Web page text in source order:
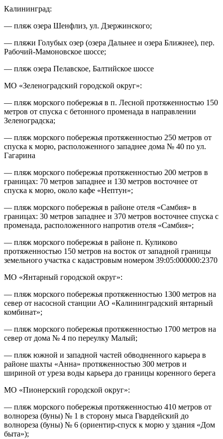
Калининград:
— пляж озера Шенфлиз, ул. Дзержинского;
— пляжи Голубых озер (озера Дальнее и озера Ближнее), пер.
Рабочий-Мамоновское шоссе;
— пляж озера Пелавское, Балтийское шоссе
МО «Зеленоградский городской округ»:
— пляж морского побережья в п. Лесной протяженностью 150
метров от спуска с бетонного променада в направлении
Зеленоградска;
— пляж морского побережья протяженностью 250 метров от
спуска к морю, расположенного западнее дома № 40 по ул.
Гагарина
— пляж морского побережья протяженностью 200 метров в
границах: 70 метров западнее и 130 метров восточнее от
спуска к морю, около кафе «Нептун»;
— пляж морского побережья в районе отеля «Самбия» в
границах: 30 метров западнее и 370 метров восточнее спуска с
променада, расположенного напротив отеля «Самбия»;
— пляж морского побережья в районе п. Куликово
протяженностью 150 метров на восток от западной границы
земельного участка с кадастровым номером 39:05:000000:2370
МО «Янтарный городской округ»:
— пляж морского побережья протяженностью 1300 метров на
север от насосной станции АО «Калининградский янтарный
комбинат»;
— пляж морского побережья протяженностью 1700 метров на
север от дома № 4 по переулку Малый;
— пляж южной и западной частей обводненного карьера в
районе шахты «Анна» протяженностью 300 метров и
шириной от уреза воды карьера до границы коренного берега
МО «Пионерский городской округ»:
— пляж морского побережья протяженностью 410 метров от
волнореза (буны) № 1 в сторону мыса Гвардейский до
волнореза (буны) № 6 (ориентир-спуск к морю у здания «Дом
быта»);